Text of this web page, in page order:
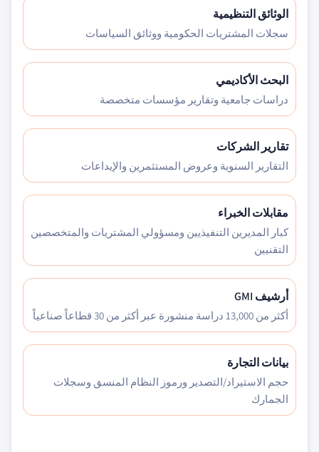
الوثائق التنظيمية
سجلات المشتريات الحكومية ووثائق السياسات
البحث الأكاديمي
دراسات جامعية وتقارير مؤسسات متخصصة
تقارير الشركات
التقارير السنوية وعروض المستثمرين والإيداعات
مقابلات الخبراء
كبار المديرين التنفيذيين ومسؤولي المشتريات والمتخصصين
التقنيين
أرشيف GMI
أكثر من 13,000 دراسة منشورة عبر أكثر من 30 قطاعاً صناعياً
بيانات التجارة
حجم الاستيراد/التصدير ورموز النظام المنسق وسجلات
الجمارك